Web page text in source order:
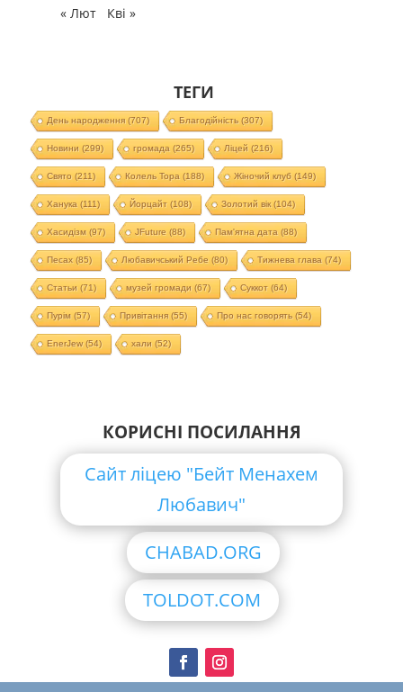
« Лют
Кві »
ТЕГИ
День народження(707) Благодійність (307)
Новини (299) громада (265) Ліцей (216)
Свято (211) Колель Тора (188) Жіночий клуб (149)
Ханука (111) Йорцайт (108) Золотий вік(104)
Хасидізм (97) JFuture (88) Пам'ятна дата (88)
Песах(85) Любавичський Ребе (80) Тижнева глава (74)
Статьи (71) музей громади (67) Суккот (64)
Пурім (57) Привітання(55) Про нас говорять (54)
EnerJew(54) хали (52)
КОРИСНІ ПОСИЛАННЯ
Сайт ліцею "Бейт Менахем
Любавич"
CHABAD.ORG
TOLDOT.COM